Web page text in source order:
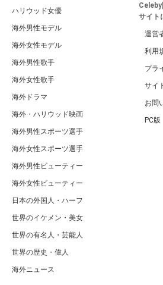
ハリウッド女優
海外男性モデル
海外女性モデル
海外男性歌手
海外女性歌手
海外ドラマ
海外・ハリウッド映画
海外男性スポーツ選手
海外女性スポーツ選手
海外男性ビューティー
海外女性ビューティー
日本の外国人・ハーフ
世界のイケメン・美女
世界の有名人・芸能人
世界の歴史・偉人
海外ニュース
サイト
運営
利用
プラ
サイ
お問
PC版